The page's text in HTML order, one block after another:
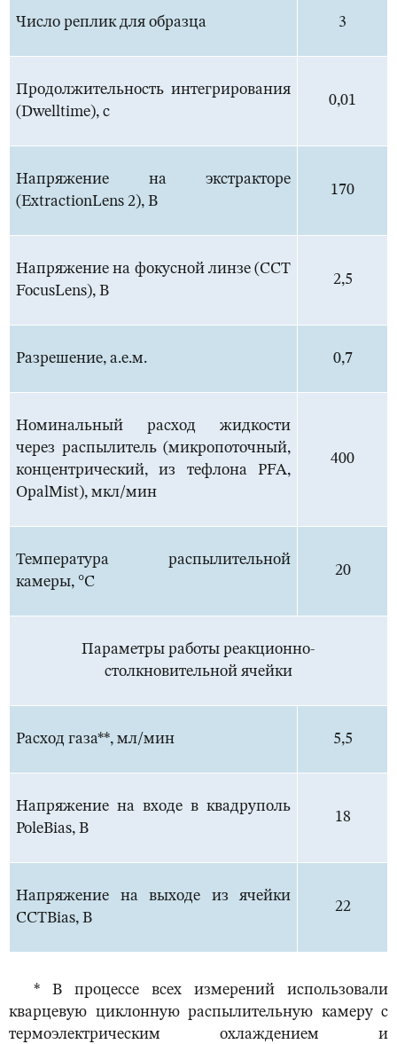
Число реплик для образца 3
Продолжительность интегрирования
(Dwelltime), с
0,01
Напряжение на экстракторе
(ExtractionLens 2), В
170
Напряжение на фокусной линзе (CCT
FocusLens), В
2,5
Разрешение, а.е.м. 0,7
Номинальный расход жидкости
через распылитель (микропоточный,
концентрический, из тефлона PFA,
OpalMist), мкл/мин
400
Температура распылительной
камеры, °C
20
Параметры работы реакционно-
столкновительной ячейки
Расход газа**, мл/мин 5,5
Напряжение на входе в квадруполь
PoleBias, В
18
Напряжение на выходе из ячейки
ССТBias, В
22
* В процессе всех измерений использовали
кварцевую циклонную распылительную камеру с
термоэлектрическим охлаждением и